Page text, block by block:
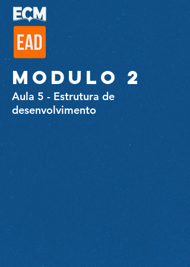
MODULO 2
Aula 5 - Estrutura de
desenvolvimento